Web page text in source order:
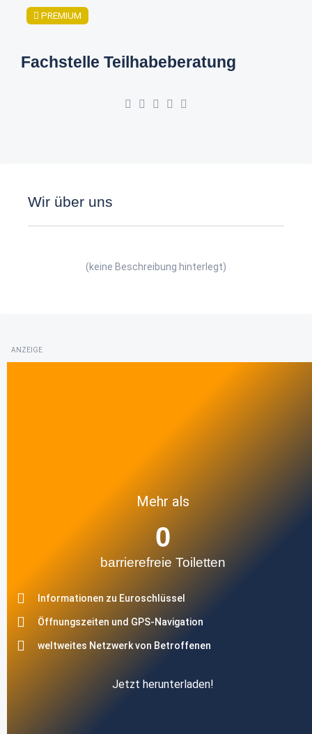
PREMIUM
Fachstelle Teilhabeberatung
Wir über uns
(keine Beschreibung hinterlegt)
ANZEIGE
Mehr als
barrierefreie Toiletten
0
Informationen zu Euroschlüssel
Öffnungszeiten und GPS-Navigation
weltweites Netzwerk von Betroffenen
Jetzt herunterladen!